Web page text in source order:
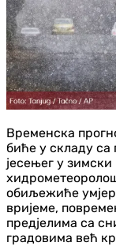
Временска
биће у складу
јесењег у
обиљежиће
вријеме,
предјелима са
градовима већ